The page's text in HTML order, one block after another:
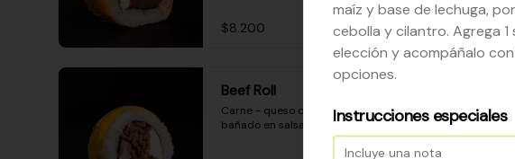
$8.200
Beef Roll
Carne - queso crema - pimentón -
bañado en salsa huancaína
maíz y base de lechuga,
cebolla y cilantro. Agrega 1
elección y acompáñalo
opciones.
Instrucciones especiales